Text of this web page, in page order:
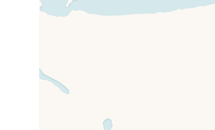
If you see